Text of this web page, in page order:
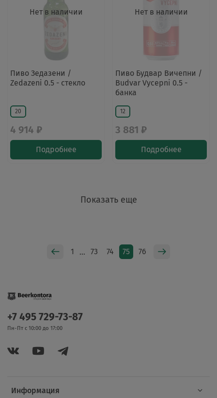
Нет в наличии
Пиво Зедазени /
Zedazeni 0.5 - стекло
20
4 914 ₽
Подробнее
Нет в наличии
Пиво Будвар Вичепни /
Budvar Vycepni 0.5 -
банка
12
3 881 ₽
Подробнее
Показать еще
1 … 73 74 75 76
Информация
+7 495 729-73-87
Пн-Пт с 10:00 до 17:00